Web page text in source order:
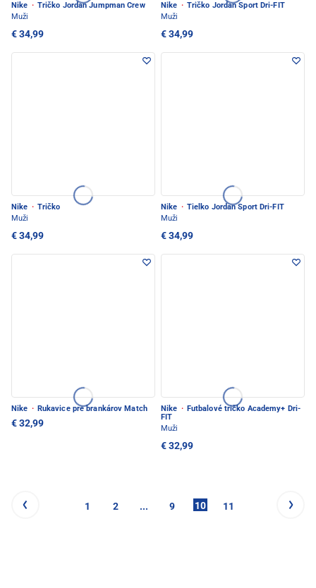
Nike · Tričko Jordan Jumpman Crew
Muži
€ 34,99
Nike · Tričko Jordan Sport Dri-FIT
Muži
€ 34,99
Nike · Tričko
Muži
€ 34,99
Nike · Tielko Jordan Sport Dri-FIT
Muži
€ 34,99
Nike · Rukavice pre brankárov Match
€ 32,99
Nike · Futbalové tričko Academy+ Dri-
FIT
Muži
€ 32,99
1 2 ... 9 10 11